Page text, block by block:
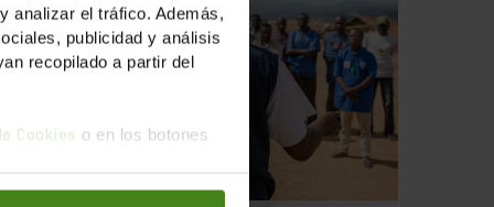
analizar el tráfico. Además,
publicidad y análisis
recopilado a partir del
Cookies o en los botones